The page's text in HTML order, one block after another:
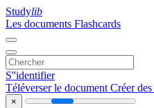
Studylib
Les documents Flashcards
S''identifier
Téléverser le document Créer
×